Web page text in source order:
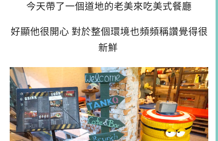
今天帶了一個道地的老美來吃美式餐廳
好顯他很開心 對於整個環境也頻頻稱讚覺得很
新鮮